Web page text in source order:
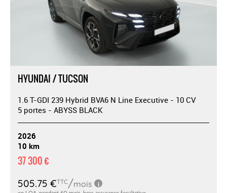
HYUNDAI / TUCSON
1.6 T-GDI 239 Hybrid BVA6 N Line Executive - 10 CV
5 portes - ABYSS BLACK
2026
10 km
37 300 €